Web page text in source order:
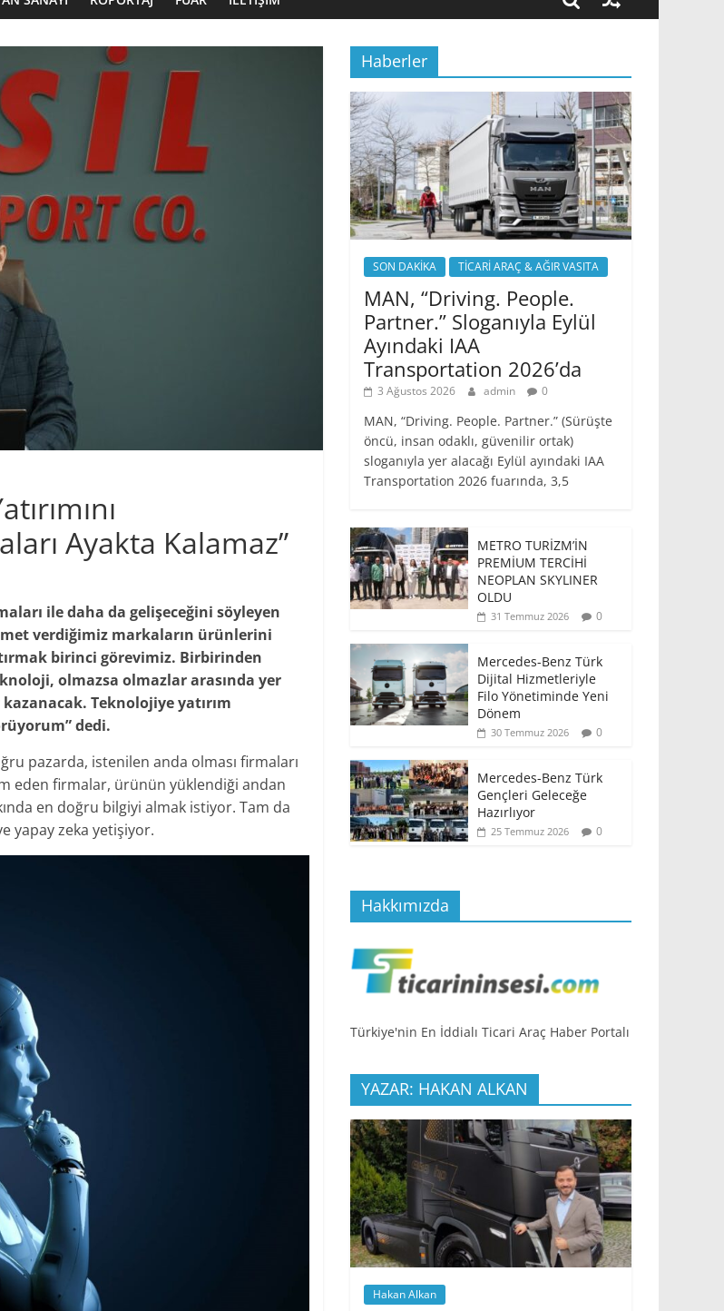
Ayakta Kalamaz”
ile daha da gelişeceğini söyleyen
verdiğimiz markaların ürünlerini
birinci görevimiz. Birbirinden
olmazsa olmazlar arasında yer
Teknolojiye yatırım
dedi.
pazarda, istenilen anda olması firmaları
eden firmalar, ürünün yüklendiği andan
en doğru bilgiyi almak istiyor. Tam da
yapay zeka yetişiyor.
Haberler
SON DAKİKA TİCARİ ARAÇ & AĞIR VASITA
MAN, “Driving. People.
Partner.” Sloganıyla Eylül
Ayındaki IAA
Transportation 2026’da
3 Ağustos 2026 admin 0
MAN, “Driving. People. Partner.” (Sürüşte
öncü, insan odaklı, güvenilir ortak)
sloganıyla yer alacağı Eylül ayındaki IAA
Transportation 2026 fuarında, 3,5
METRO TURİZM’İN
PREMİUM TERCİHİ
NEOPLAN SKYLINER
OLDU
31 Temmuz 2026 0
Mercedes-Benz Türk
Dijital Hizmetleriyle
Filo Yönetiminde Yeni
Dönem
30 Temmuz 2026 0
Mercedes-Benz Türk
Gençleri Geleceğe
Hazırlıyor
25 Temmuz 2026 0
Hakkımızda
Türkiye'nin En İddialı Ticari Araç Haber Portalı
YAZAR: HAKAN ALKAN
Hakan Alkan